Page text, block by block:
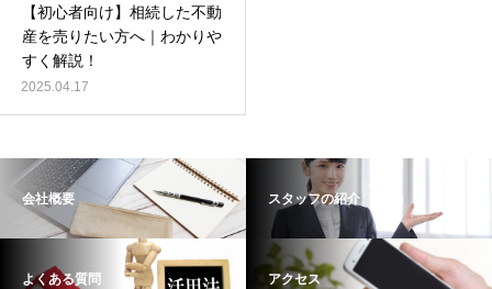
【初心者向け】相続した不動
産を売りたい方へ｜わかりや
すく解説！
2025.04.17
会社概要 スタッフの紹介
よくある質問 アクセス